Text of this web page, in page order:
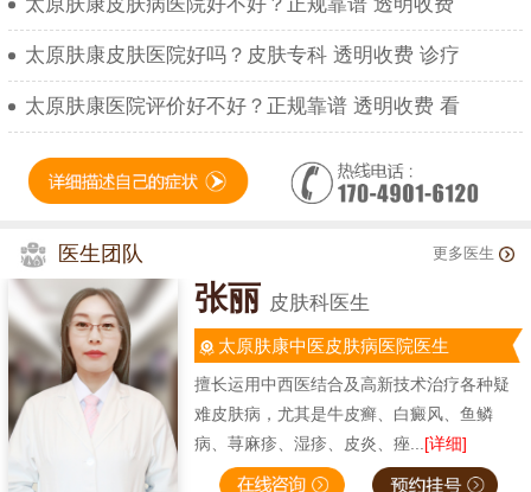
太原肤康皮肤医院好吗？皮肤专科 透明收费 诊疗
太原肤康医院评价好不好？正规靠谱 透明收费 看
医生团队 更多医生
张丽 皮肤科医生
太原肤康中医皮肤病医院医生
擅长运用中西医结合及高新技术治疗各种疑
难皮肤病，尤其是牛皮癣、白癜风、鱼鳞
病、荨麻疹、湿疹、皮炎、痤... [详细]